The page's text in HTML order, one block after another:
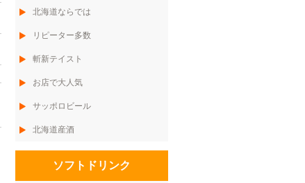
北海道ならでは
リピーター多数
斬新テイスト
お店で大人気
サッポロビール
北海道産酒
ソフトドリンク